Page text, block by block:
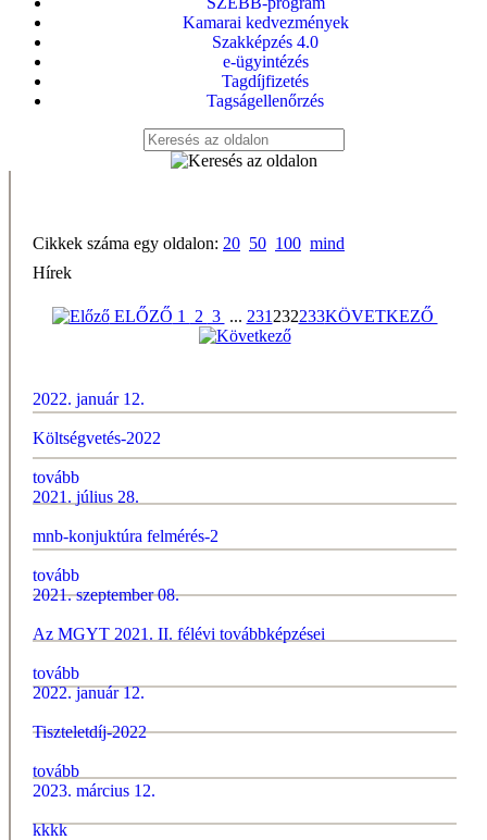
Kamarai kedvezmények
Szakképzés 4.0
e-ügyintézés
Tagdíjfizetés
Tagságellenőrzés
Cikkek száma egy oldalon: 20 50 100 mind
Hírek
ELŐZŐ 1 2 3 ... 231 232233KÖVETKEZŐ
2022. január 12.
Költségvetés-2022
tovább
2021. július 28.
mnb-konjuktúra felmérés-2
tovább
2021. szeptember 08.
Az MGYT 2021. II. félévi továbbképzései
tovább
2022. január 12.
Tiszteletdíj-2022
tovább
2023. március 12.
kkkk